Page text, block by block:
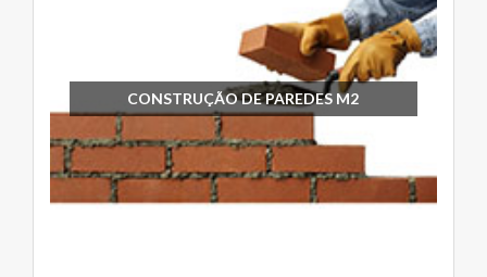
CONSTRUÇÃO DE PAREDES M2